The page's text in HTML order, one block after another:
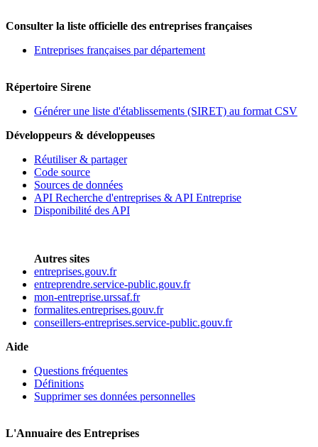
Consulter la liste officielle des entreprises françaises
Entreprises françaises par département
Répertoire Sirene
Générer une liste d'établissements (SIRET) au format CSV
Développeurs & développeuses
Réutiliser & partager
Code source
Sources de données
API Recherche d'entreprises & API Entreprise
Disponibilité des API
Autres sites
entreprises.gouv.fr
entreprendre.service-public.gouv.fr
mon-entreprise.urssaf.fr
formalites.entreprises.gouv.fr
conseillers-entreprises.service-public.gouv.fr
Aide
Questions fréquentes
Définitions
Supprimer ses données personnelles
L'Annuaire des Entreprises